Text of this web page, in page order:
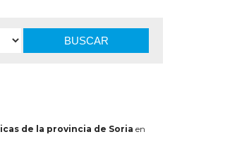
BUSCAR
de la provincia de Soria en